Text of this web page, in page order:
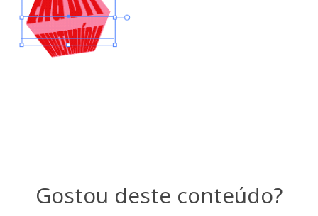
Gostou deste conteúdo?